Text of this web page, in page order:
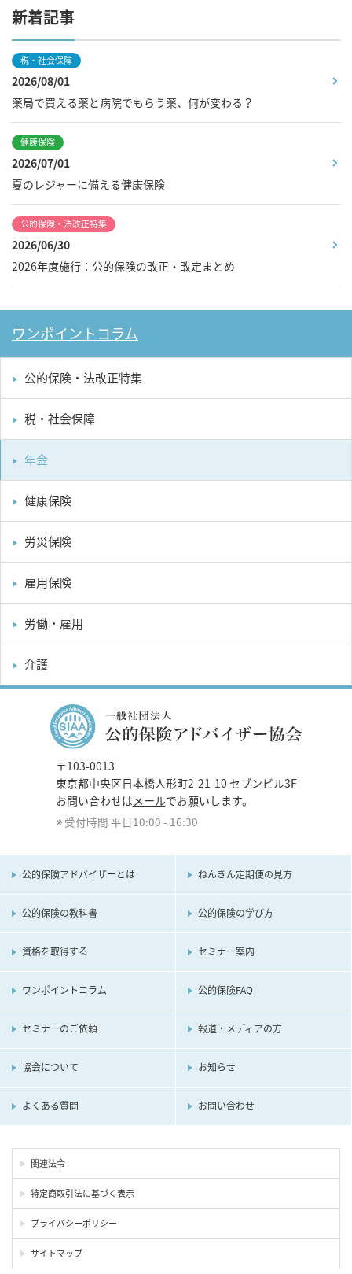
ワンポイントコラム
公的保険・法改正特集
税・社会保障
年金
健康保険
労災保険
雇用保険
労働・雇用
介護
新着記事
2026/08/01
税・社会保障
薬局で買える薬と病院でもらう薬、何が変わる？
2026/07/01
健康保険
夏のレジャーに備える健康保険
2026/06/30
公的保険・法改正特集
2026年度施行：公的保険の改正・改定まとめ
〒103-0013
東京都中央区日本橋人形町2-21-10 セブンビル3F
お問い合わせは メールでお願いします。
受付時間 平日10:00 - 16:30
公的保険アドバイザーとは ねんきん定期便の見方
公的保険の教科書 公的保険の学び方
資格を取得する セミナー案内
ワンポイントコラム 公的保険FAQ
セミナーのご依頼 報道・メディアの方
協会について お知らせ
よくある質問 お問い合わせ
関連法令
特定商取引法に基づく表示
プライバシーポリシー
サイトマップ